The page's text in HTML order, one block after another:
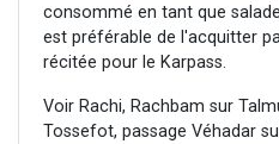
consommé en tant que
est préférable de l'acquitter
récitée pour le Karpass.
Voir Rachi, Rachbam sur
Tossefot, passage Véhadar